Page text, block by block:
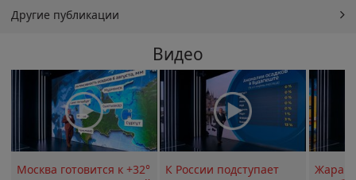
Другие публикации
Видео
Москва готовится к +32°
К России подступает
Жара в